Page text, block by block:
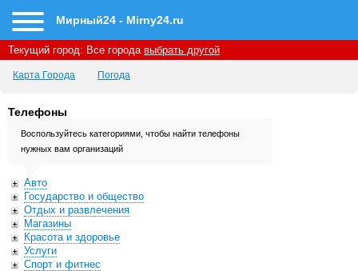
Мирный24 - Mirny24.ru
Текущий город: Все города выбрать другой
Карта Города Погода
Телефоны
Воспользуйтесь категориями, чтобы найти телефоны
нужных вам организаций
Авто
Государство и общество
Отдых и развлечения
Магазины
Красота и здоровье
Услуги
Спорт и фитнес